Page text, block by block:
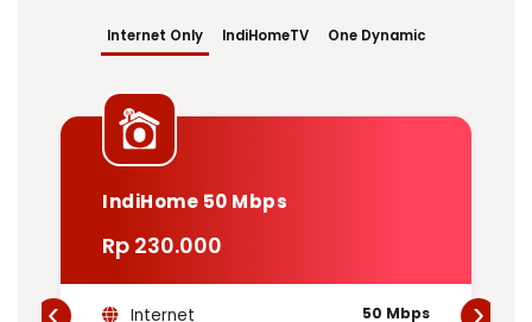
Internet Only IndiHomeTV One Dynamic
IndiHome 50 Mbps
Rp 230.000
Internet 50 Mbps
‹ ›